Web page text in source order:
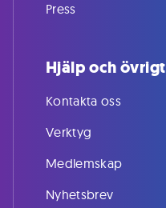
Press
Hjälp och övrigt
Kontakta oss
Verktyg
Medlemskap
Nyhetsbrev